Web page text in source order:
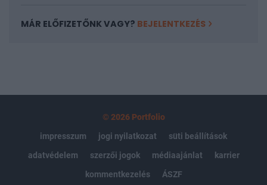
MÁR ELŐFIZETŐNK VAGY? BEJELENTKEZÉS
© 2026 Portfolio
impresszum
jogi nyilatkozat
süti beállítások
adatvédelem
szerzői jogok médiaajánlat
karrier
kommentkezelés
ÁSZF